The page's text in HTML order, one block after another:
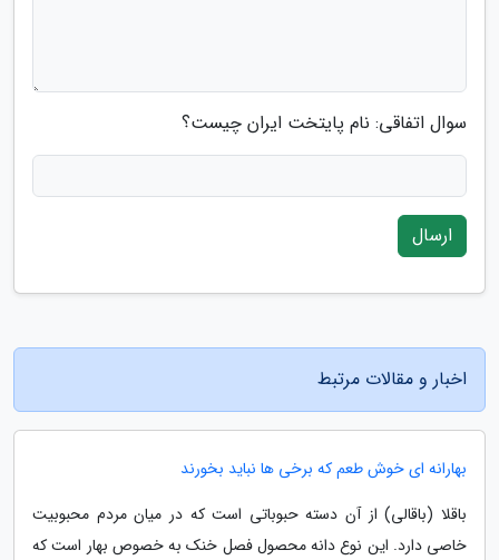
سوال اتفاقی: نام پایتخت ایران چیست؟
ارسال
اخبار و مقالات مرتبط
بهارانه ای خوش طعم که برخی ها نباید بخورند
باقلا (باقالی) از آن دسته حبوباتی است که در میان مردم محبوبیت
خاصی دارد. این نوع دانه محصول فصل خنک به خصوص بهار است که